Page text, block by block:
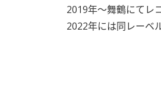
2019年〜舞鶴にてレ
2022年には同レーベ